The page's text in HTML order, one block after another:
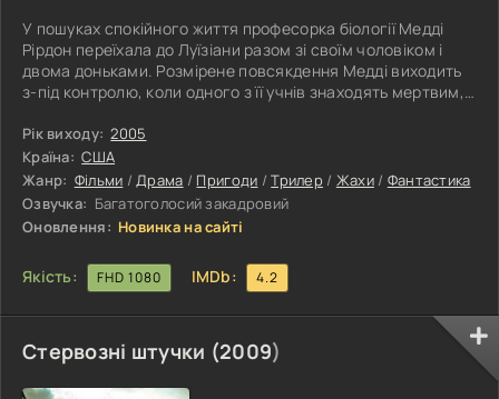
У пошуках спокійного життя професорка біології Медді
Рірдон переїхала до Луїзіани разом зі своїм чоловіком і
двома доньками. Розмірене повсякдення Медді виходить
з-під контролю, коли одного з її учнів знаходять мертвим,
повністю знекровлене. Поки головними підозрюваними у
вбивстві студента стають його друзі, Рірдон опиняється
залученою до розслідування і виявляє, що юнака вбили
агресивні кажани, які мутували через забруднену воду,
скинуту в
Рік виходу: 2005
Країна: США
Жанр: Фільми /Драма / Пригоди /Трилер/ Жахи/ Фантастика
Озвучка: Багатоголосий закадровий
Оновлення: Новинка на сайті
Якість: FHD 1080 IMDb: 4.2
Стервозні штучки (2009)